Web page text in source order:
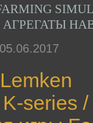
АГРЕГАТЫ
series /